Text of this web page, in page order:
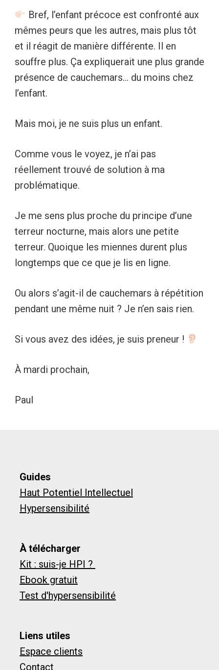
Bref, l’enfant précoce est confronté aux
mêmes peurs que les autres, mais plus tôt
et il réagit de manière différente. Il en
souffre plus. Ça expliquerait une plus grande
présence de cauchemars… du moins chez
l’enfant.
Mais moi, je ne suis plus un enfant.
Comme vous le voyez, je n’ai pas
réellement trouvé de solution à ma
problématique.
Je me sens plus proche du principe d’une
terreur nocturne, mais alors une petite
terreur. Quoique les miennes durent plus
longtemps que ce que je lis en ligne.
Ou alors s’agit-il de cauchemars à répétition
pendant une même nuit ? Je n’en sais rien.
Si vous avez des idées, je suis preneur !
À mardi prochain,
Paul
Guides
Haut Potentiel Intellectuel
Hypersensibilité
À télécharger
Kit : suis-je HPI ?
Ebook gratuit
Test d'hypersensibilité
Liens utiles
Espace clients
Contact